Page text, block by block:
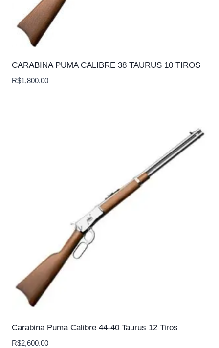
CARABINA PUMA CALIBRE 38 TAURUS 10 TIROS
R$1,800.00
Carabina Puma Calibre 44-40 Taurus 12 Tiros
R$2,600.00